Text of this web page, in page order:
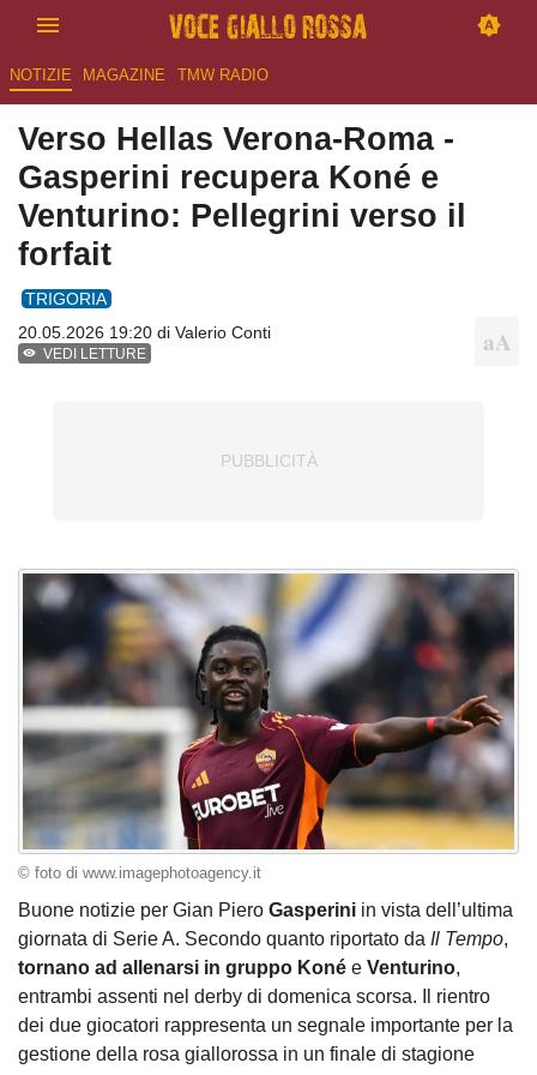
NOTIZIE MAGAZINE TMW RADIO
Verso Hellas Verona-Roma -
Gasperini recupera Koné e
Venturino: Pellegrini verso il
forfait
TRIGORIA
20.05.2026 19:20 di Valerio Conti
VEDI LETTURE
© foto di www.imagephotoagency.it
Buone notizie per Gian Piero Gasperini in vista dell’ultima
giornata di Serie A. Secondo quanto riportato da Il Tempo,
tornano ad allenarsi in gruppo Koné e Venturino,
entrambi assenti nel derby di domenica scorsa. Il rientro
dei due giocatori rappresenta un segnale importante per la
gestione della rosa giallorossa in un finale di stagione